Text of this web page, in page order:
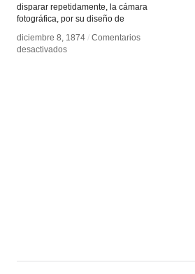
disparar repetidamente, la cámara
fotográfica, por su diseño de
diciembre 8, 1874 / Comentarios
desactivadosen
diciembre 8, 1874 / Comentarios
desactivadosen